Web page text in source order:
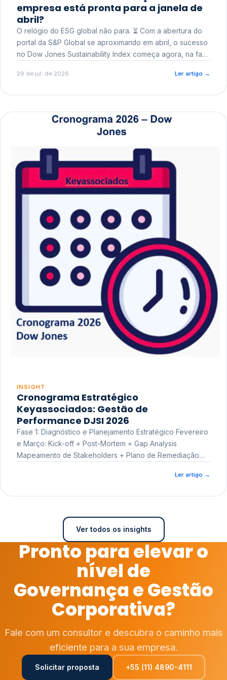
empresa está pronta para a janela de
abril?
O relógio do ESG global não para. ⏳ Com a abertura do
portal da S&P Global se aproximando em abril, o sucesso
no Dow Jones Sustainability Index começa agora, na fase
29 de jul. de 2026 Ler artigo →
INSIGHT
Cronograma Estratégico
Keyassociados: Gestão de
Performance DJSI 2026
Fase 1: Diagnóstico e Planejamento Estratégico Fevereiro
e Março: Kick-off + Post-Mortem + Gap Analysis
Mapeamento de Stakeholders + Plano de Remediação
Ler artigo →
Ver todos os insights
Pronto para elevar o
nível de
Governança e Gestão
Corporativa?
Fale com um consultor e descubra o caminho mais
eficiente para a sua empresa.
Solicitar proposta +55 (11) 4890-4111